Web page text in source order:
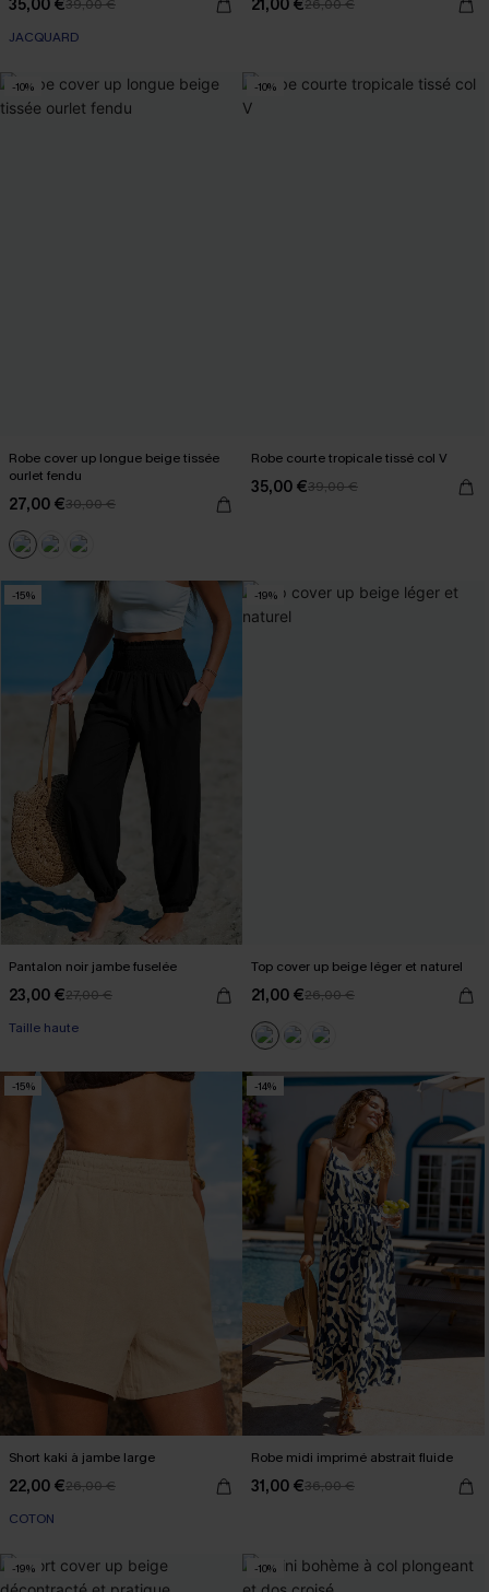
35,00 €39,00 €
JACQUARD
21,00 €26,00 €
-10%
Robe cover up longue beige tissée
ourlet fendu
27,00 €30,00 €
-10%
Robe courte tropicale tissé col V
35,00 €39,00 €
-15%
Pantalon noir jambe fuselée
23,00 €27,00 €
Taille haute
-19%
Top cover up beige léger et naturel
21,00 €26,00 €
-15%
Short kaki à jambe large
22,00 €26,00 €
COTON
-14%
Robe midi imprimé abstrait fluide
31,00 €36,00 €
-19% -10%